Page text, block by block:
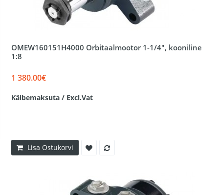
OMEW160151H4000 Orbitaalmootor 1-1/4", kooniline
1:8
1 380.00€
Käibemaksuta / Excl.Vat
Lisa Ostukorvi